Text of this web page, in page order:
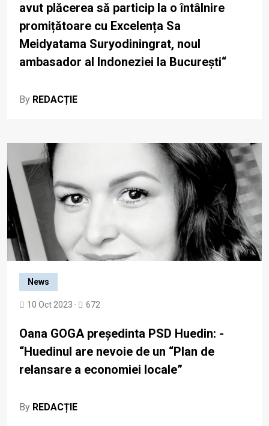
avut plăcerea să particip la o întâlnire
promițătoare cu Excelența Sa
Meidyatama Suryodiningrat, noul
ambasador al Indoneziei la București“
By REDACȚIE
News
10 Oct 2023 · 672
Oana GOGA președinta PSD Huedin: -
“Huedinul are nevoie de un “Plan de
relansare a economiei locale”
By REDACȚIE